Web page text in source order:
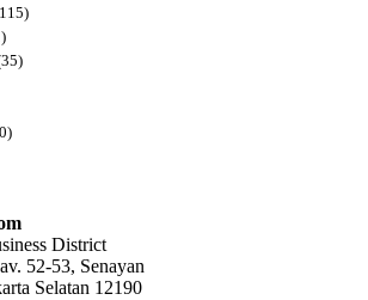
District
52-53, Senayan
Selatan 12190